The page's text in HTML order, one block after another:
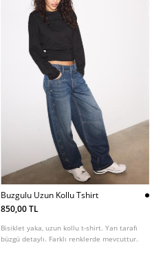
Buzgulu Uzun Kollu Tshirt
850,00 TL
Bisiklet yaka, uzun kollu t-shirt. Yan tarafı
büzgü detaylı. Farklı renklerde mevcuttur.